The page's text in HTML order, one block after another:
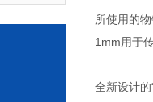
所使用的
1mm用于
全新设计